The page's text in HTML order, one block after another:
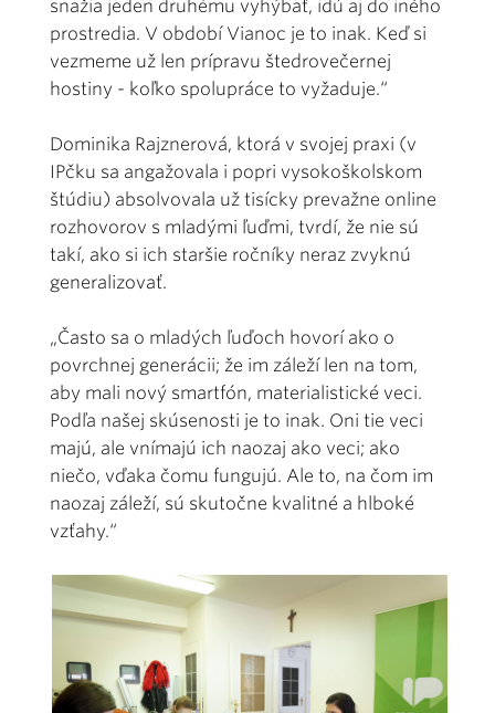
snažia jeden druhému vyhýbať, idú aj do iného
prostredia. V období Vianoc je to inak. Keď si
vezmeme už len prípravu štedrovečernej
hostiny - koľko spolupráce to vyžaduje.“
Dominika Rajznerová, ktorá v svojej praxi (v
IPčku sa angažovala i popri vysokoškolskom
štúdiu) absolvovala už tisícky prevažne online
rozhovorov s mladými ľuďmi, tvrdí, že nie sú
takí, ako si ich staršie ročníky neraz zvyknú
generalizovať.
„Často sa o mladých ľuďoch hovorí ako o
povrchnej generácii; že im záleží len na tom,
aby mali nový smartfón, materialistické veci.
Podľa našej skúsenosti je to inak. Oni tie veci
majú, ale vnímajú ich naozaj ako veci; ako
niečo, vďaka čomu fungujú. Ale to, na čom im
naozaj záleží, sú skutočne kvalitné a hlboké
vzťahy.“